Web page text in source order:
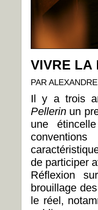
VIVRE LA
PAR
Il y a trois
Pellerin un
une
de participer
Réflexion
brouillage
le réel,